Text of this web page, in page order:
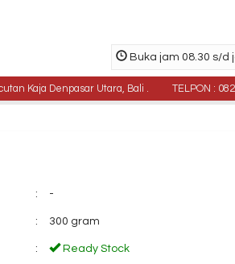
Buka jam 08.30 s/d
Denpasar Utara, Bali . TELPON :
: -
: 300 gram
: Ready Stock